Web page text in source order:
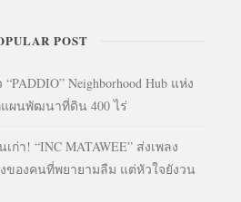
POST
Neighborhood Hub แห่ง
ผนพัฒนาที่ดิน 400 ไร่
ก่า! “INC MATAWEE” ส่งเพลง
ของคนที่พยายามลืม แต่หัวใจยังวน